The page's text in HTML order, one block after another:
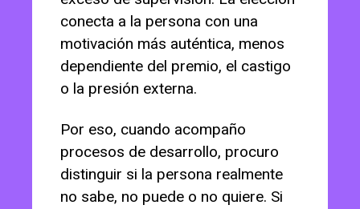
conecta a la persona con una
motivación más auténtica, menos
dependiente del premio, el castigo
o la presión externa.
Por eso, cuando acompaño
procesos de desarrollo, procuro
distinguir si la persona realmente
no sabe, no puede o no quiere. Si